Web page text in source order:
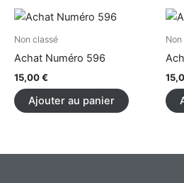
Non classé
Achat Numéro 596
15,00€
Ajouter au panier